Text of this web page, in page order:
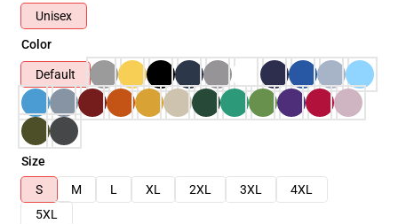
Unisex
Color
Default
Size
S
M L XL 2XL 3XL
4XL
5XL